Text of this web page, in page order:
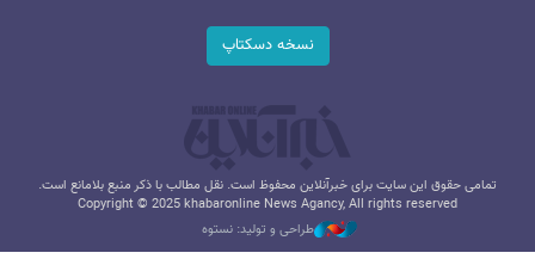
نسخه دسکتاپ
تمامی حقوق این سایت برای خبرآنلاین محفوظ است. نقل مطالب با ذکر منبع بلامانع است.
Copyright © 2025 khabaronline News Agancy, All rights reserved
طراحی و تولید: نستوه